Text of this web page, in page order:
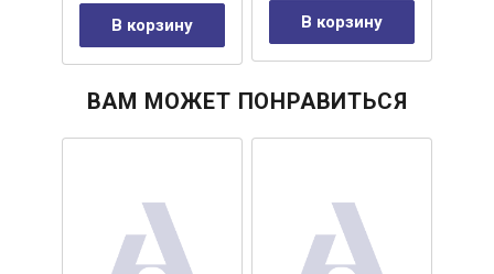
В корзину В корзину
ВАМ МОЖЕТ ПОНРАВИТЬСЯ